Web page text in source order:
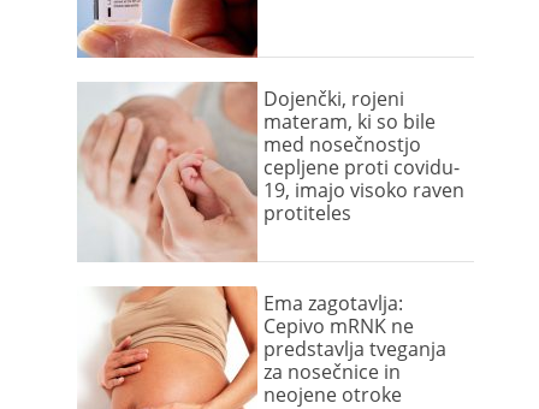
Dojenčki, rojeni
materam, ki so bile
med nosečnostjo
cepljene proti covidu-
19, imajo visoko raven
protiteles
Ema zagotavlja:
Cepivo mRNK ne
predstavlja tveganja
za nosečnice in
neojene otroke